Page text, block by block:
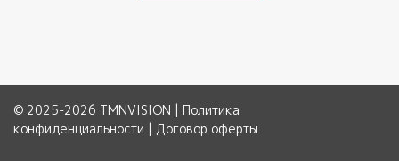
© 2025-2026 TMNVISION | Политика
конфиденциальности | Договор оферты